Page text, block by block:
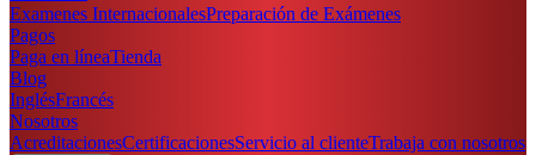
Examenes InternacionalesPreparación de Exámenes
Pagos
Paga en líneaTienda
Blog
InglésFrancés
Nosotros
AcreditacionesCertificacionesServicio al clienteTrabaja con nosotros